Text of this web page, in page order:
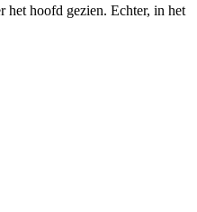
het hoofd gezien. Echter, in het